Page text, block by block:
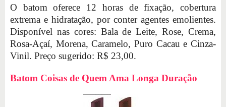
O batom oferece 12 horas de fixação, cobertura
extrema e hidratação, por conter agentes emolientes.
Disponível nas cores: Bala de Leite, Rose, Crema,
Rosa-Açaí, Morena, Caramelo, Puro Cacau e Cinza-
Vinil. Preço sugerido: R$ 23,00.
Batom Coisas de Quem Ama Longa Duração